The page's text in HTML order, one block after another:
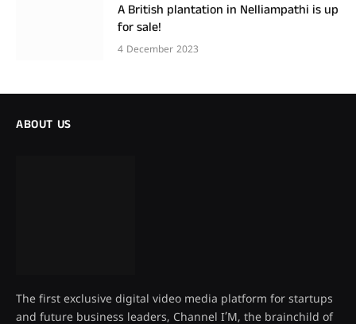
A British plantation in Nelliampathi is up
for sale!
4 December 2023
ABOUT US
The first exclusive digital video media platform for startups
and future business leaders, Channel I’M, the brainchild of